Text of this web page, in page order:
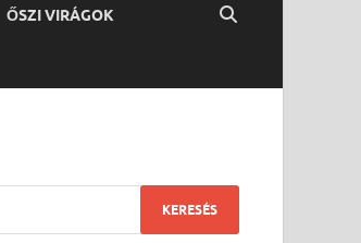
ŐSZI VIRÁGOK